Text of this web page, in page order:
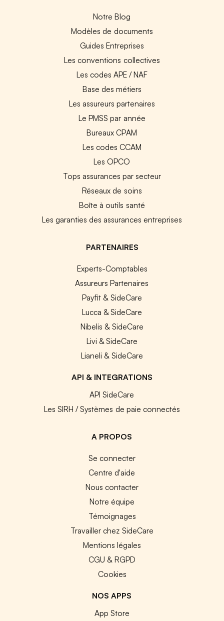
Notre Blog
Modèles de documents
Guides Entreprises
Les conventions collectives
Les codes APE / NAF
Base des métiers
Les assureurs partenaires
Le PMSS par année
Bureaux CPAM
Les codes CCAM
Les OPCO
Tops assurances par secteur
Réseaux de soins
Boîte à outils santé
Les garanties des assurances entreprises
PARTENAIRES
Experts-Comptables
Assureurs Partenaires
Payfit & SideCare
Lucca & SideCare
Nibelis & SideCare
Livi & SideCare
Lianeli & SideCare
API & INTEGRATIONS
API SideCare
Les SIRH / Systèmes de paie connectés
A PROPOS
Se connecter
Centre d'aide
Nous contacter
Notre équipe
Témoignages
Travailler chez SideCare
Mentions légales
CGU & RGPD
Cookies
NOS APPS
App Store